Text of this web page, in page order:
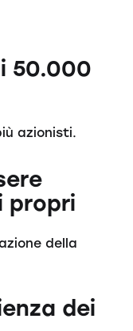
50.000
azionisti.
propri
della
dei